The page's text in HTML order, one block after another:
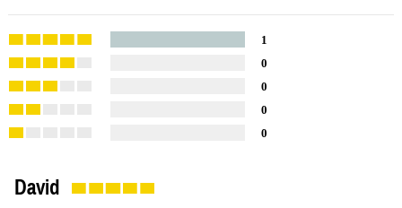
1
0
0
0
0
David